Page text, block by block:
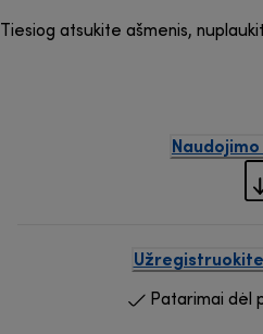
Tiesiog atsukite ašmenis,
Patarimai dėl